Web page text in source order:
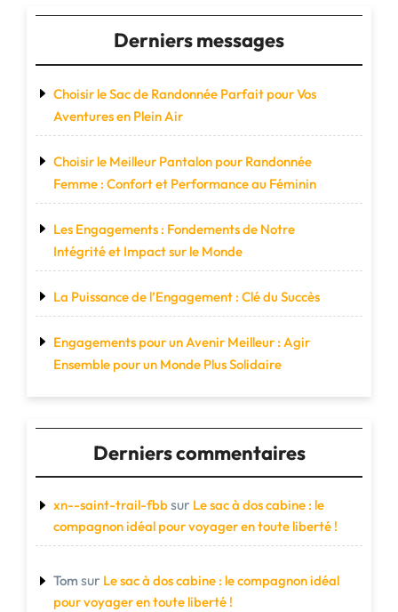
Derniers messages
Choisir le Sac de Randonnée Parfait pour Vos
Aventures en Plein Air
Choisir le Meilleur Pantalon pour Randonnée
Femme : Confort et Performance au Féminin
Les Engagements : Fondements de Notre
Intégrité et Impact sur le Monde
La Puissance de l’Engagement : Clé du Succès
Engagements pour un Avenir Meilleur : Agir
Ensemble pour un Monde Plus Solidaire
Derniers commentaires
xn--saint-trail-fbbsur Le sac à dos cabine : le
compagnon idéal pour voyager en toute liberté !
Tom sur Le sac à dos cabine : le compagnon idéal
pour voyager en toute liberté !